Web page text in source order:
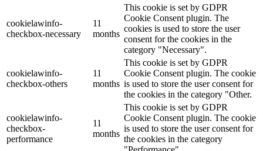
cookielawinfo-
checkbox-necessary
11
months
This cookie is set by GDPR
Cookie Consent plugin. The
cookies is used to store the user
consent for the cookies in the
category "Necessary".
cookielawinfo-
checkbox-others
11
months
This cookie is set by GDPR
Cookie Consent plugin. The cookie
is used to store the user consent for
the cookies in the category "Other.
cookielawinfo-
checkbox-
performance
11
months
This cookie is set by GDPR
Cookie Consent plugin. The cookie
is used to store the user consent for
the cookies in the category